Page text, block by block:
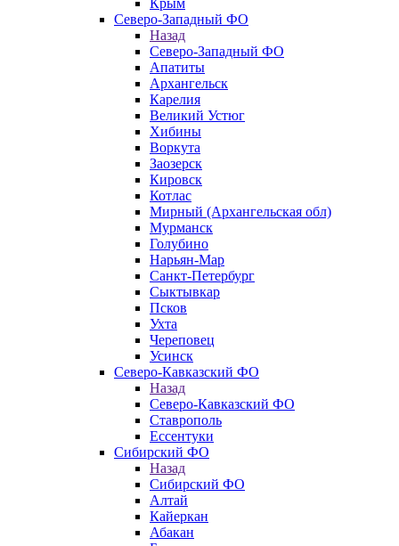
Крым
Северо-Западный ФО
Назад
Северо-Западный ФО
Апатиты
Архангельск
Карелия
Великий Устюг
Хибины
Воркута
Заозерск
Кировск
Котлас
Мирный (Архангельская обл)
Мурманск
Голубино
Нарьян-Мар
Санкт-Петербург
Сыктывкар
Псков
Ухта
Череповец
Усинск
Северо-Кавказский ФО
Назад
Северо-Кавказский ФО
Ставрополь
Ессентуки
Сибирский ФО
Назад
Сибирский ФО
Алтай
Кайеркан
Абакан